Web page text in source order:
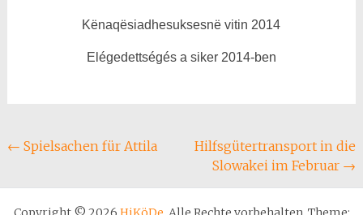
Kënaqësiadhesuksesnë vitin 2014
Elégedettségés a siker 2014-ben
Beitragsnavigation
← Spielsachen für Attila
Hilfsgütertransport in die
Slowakei im Februar →